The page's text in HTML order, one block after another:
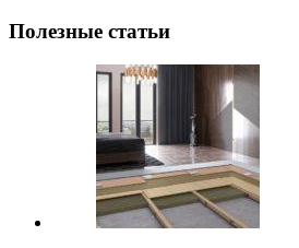
Полезные статьи